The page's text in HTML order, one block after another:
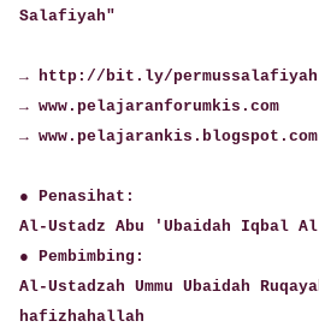
Salafiyah"
→ http://bit.ly/permussalafiyah
→ www.pelajaranforumkis.com
→ www.pelajarankis.blogspot.com
● Penasihat:
Al-Ustadz Abu 'Ubaidah Iqbal
● Pembimbing:
Al-Ustadzah Ummu Ubaidah
hafizhahallah